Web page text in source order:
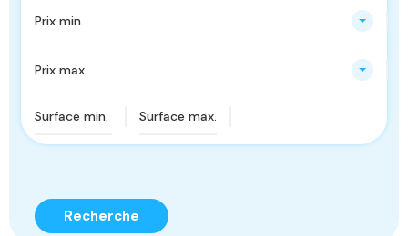
Prix min.
Prix max.
Recherche